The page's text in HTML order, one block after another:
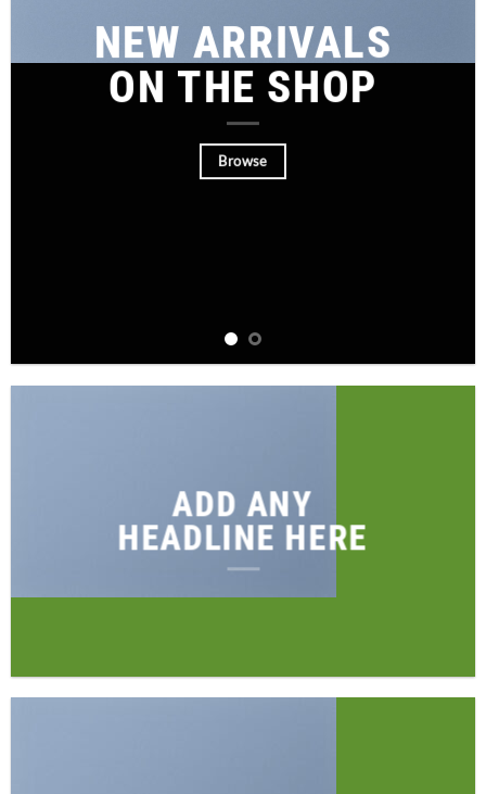
NEW ARRIVALS
ON THE SHOP
Browse
ADD ANY
HEADLINE HERE